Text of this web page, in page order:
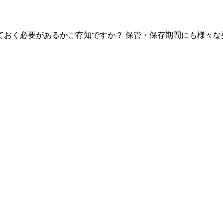
く必要があるかご存知ですか？ 保管・保存期間にも様々